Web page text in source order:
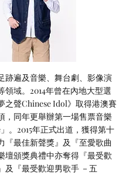
跡遍及音樂、舞台劇、影像演
領域。2014年曾在內地大型選
之聲Chinese Idol》取得港澳賽
，同年更舉辦第一場售票音樂
。2015年正式出道，獲得第十
『最佳新聲獎』及『至愛歌曲
壇頒獎典禮中亦奪得『最受歡
及『最受歡迎男歌手 －五